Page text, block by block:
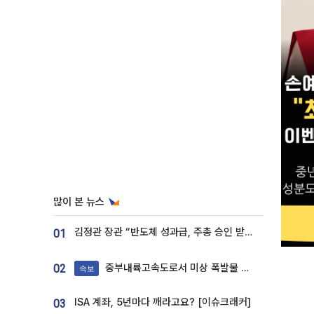
많이 본 뉴스
01 김정관 장관 “반도체 성과급, 주총 승인 받도록”…상법·자본시장법 개정 시사
02 속보 중부내륙고속도로서 미상 폭발물 발견
03 ISA 계좌, 5년마다 깨라고요? [이슈크래커]